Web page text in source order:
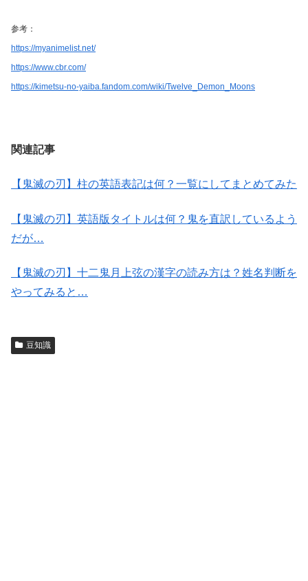
参考：
https://myanimelist.net/
https://www.cbr.com/
https://kimetsu-no-yaiba.fandom.com/wiki/Twelve_Demon_Moons
関連記事
【鬼滅の刃】柱の英語表記は何？一覧にしてまとめてみた
【鬼滅の刃】英語版タイトルは何？鬼を直訳しているよう
だが…
【鬼滅の刃】十二鬼月上弦の漢字の読み方は？姓名判断を
やってみると…
豆知識